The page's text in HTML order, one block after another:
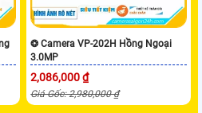
❂ Camera VP-202H Hồng Ngoại
3.0MP
2,086,000 ₫
Giá Gốc: 2,980,000 ₫